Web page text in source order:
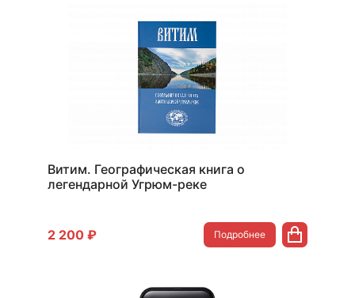
Витим. Географическая книга о
легендарной Угрюм-реке
2 200 ₽ Подробнее